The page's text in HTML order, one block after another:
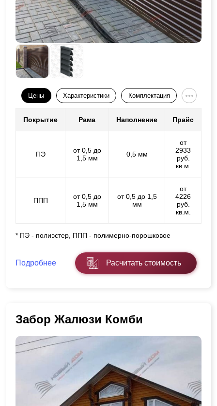
Цены Характеристики Комплектация
Покрытие Рама Наполнение Прайс
ПЭ
от 0,5 до
1,5 мм
0,5 мм
от
2933
руб.
кв.м.
ППП
от 0,5 до
1,5 мм
от 0,5 до 1,5
мм
от
4226
руб.
кв.м.
* ПЭ - полиэстер, ППП - полимерно-порошковое
Подробнее Расчитать стоимость
Забор Жалюзи Комби